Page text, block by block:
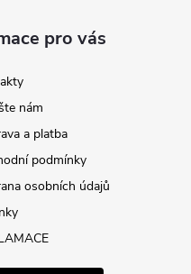
pro vás
nám
a platba
podmínky
osobních údajů